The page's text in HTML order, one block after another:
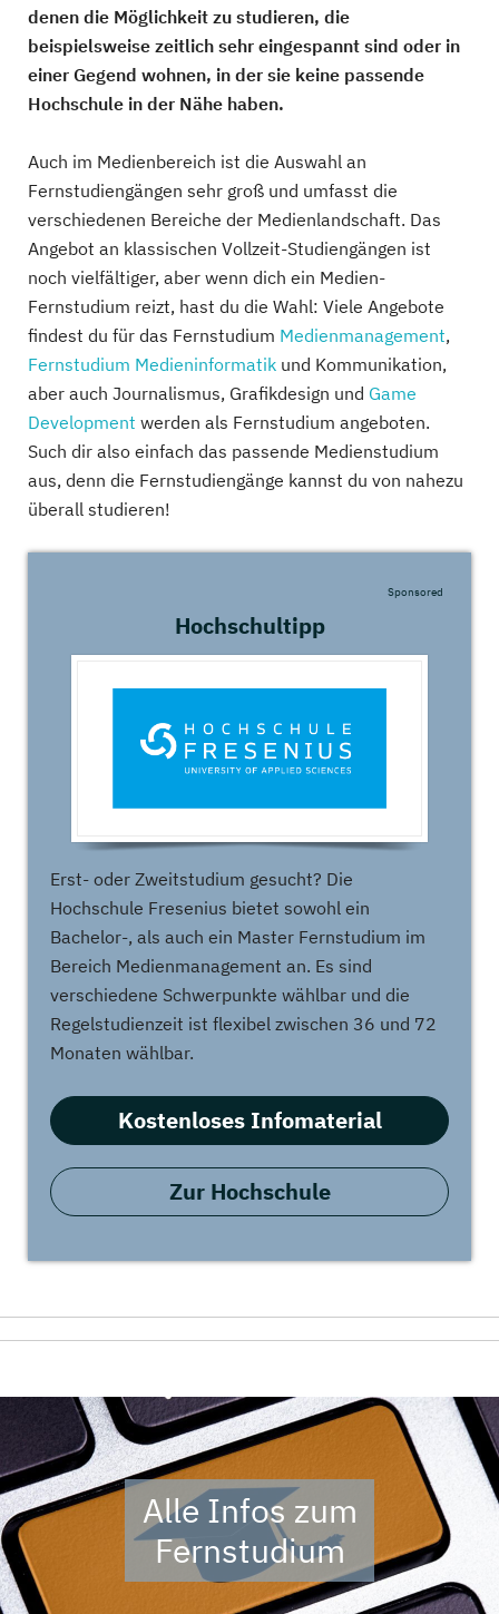
denen die Möglichkeit zu studieren, die
beispielsweise zeitlich sehr eingespannt sind oder in
einer Gegend wohnen, in der sie keine passende
Hochschule in der Nähe haben.
Auch im Medienbereich ist die Auswahl an
Fernstudiengängen sehr groß und umfasst die
verschiedenen Bereiche der Medienlandschaft. Das
Angebot an klassischen Vollzeit-Studiengängen ist
noch vielfältiger, aber wenn dich ein Medien-
Fernstudium reizt, hast du die Wahl: Viele Angebote
findest du für das Fernstudium Medienmanagement,
Fernstudium Medieninformatik und Kommunikation,
aber auch Journalismus, Grafikdesign und Game
Development werden als Fernstudium angeboten.
Such dir also einfach das passende Medienstudium
aus, denn die Fernstudiengänge kannst du von nahezu
überall studieren!
Hochschultipp
Sponsored
Erst- oder Zweitstudium gesucht? Die
Hochschule Fresenius bietet sowohl ein
Bachelor-, als auch ein Master Fernstudium im
Bereich Medienmanagement an. Es sind
verschiedene Schwerpunkte wählbar und die
Regelstudienzeit ist flexibel zwischen 36 und 72
Monaten wählbar.
Kostenloses Infomaterial
Zur Hochschule
Alle Infos zum
Fernstudium